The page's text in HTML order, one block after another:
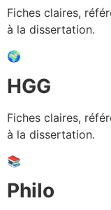
Fiches claires,
à la dissertation.
🌍
HGG
Fiches claires,
à la dissertation.
📚
Philo